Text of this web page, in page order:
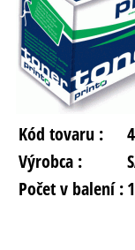
Kód tovaru :
Výrobca :
Počet v balení :